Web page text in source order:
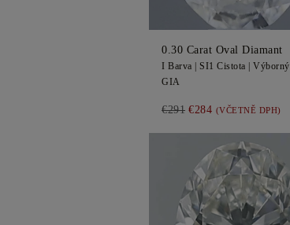
0.30 Carat Oval Diamant
I Barva | SI1 Cistota | Výborný
GIA
€291 €284 (VČETNĚ DPH)